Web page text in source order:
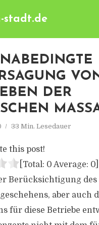
stadt.de
DER
33 Min. Lesedauer
this post!
[Total: 0 Average: 0]
Berücksichtigung
aber auch
für diese Betriebe